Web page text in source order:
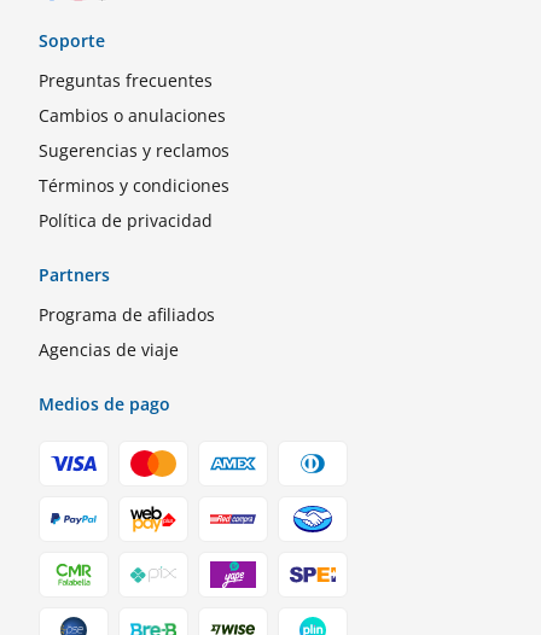
Soporte
Preguntas frecuentes
Cambios o anulaciones
Sugerencias y reclamos
Términos y condiciones
Política de privacidad
Partners
Programa de afiliados
Agencias de viaje
Medios de pago